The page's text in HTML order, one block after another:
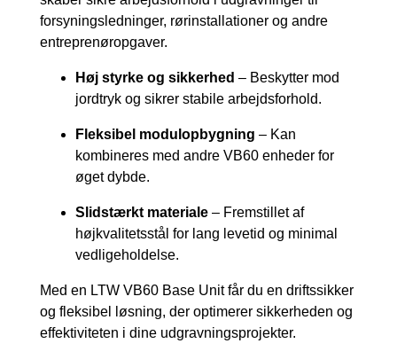
forsyningsledninger, rørinstallationer og andre
entreprenøropgaver.
Høj styrke og sikkerhed – Beskytter mod
jordtryk og sikrer stabile arbejdsforhold.
Fleksibel modulopbygning – Kan
kombineres med andre VB60 enheder for
øget dybde.
Slidstærkt materiale – Fremstillet af
højkvalitetsstål for lang levetid og minimal
vedligeholdelse.
Med en LTW VB60 Base Unit får du en driftssikker
og fleksibel løsning, der optimerer sikkerheden og
effektiviteten i dine udgravningsprojekter.